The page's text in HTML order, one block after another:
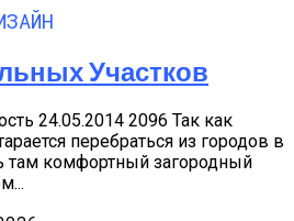
Участков
24.05.2014 2096 Так как
перебраться из городов в
там комфортный загородный